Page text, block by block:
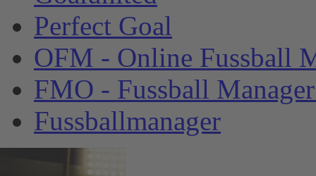
Perfect Goal
OFM - Online Fussball
FMO - Fussball
Fussballmanager